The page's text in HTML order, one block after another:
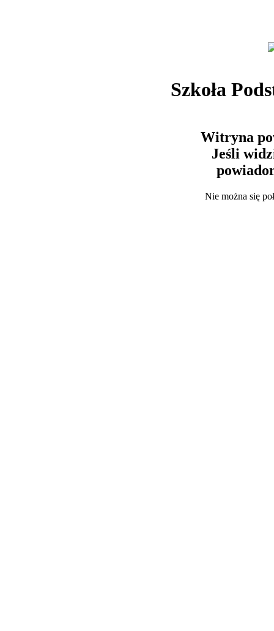
Szkoła
Witryna
Jeśli
Nie można się